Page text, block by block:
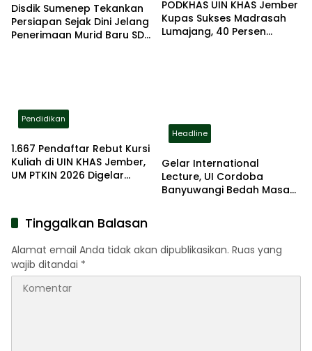
Disdik Sumenep Tekankan
Persiapan Sejak Dini Jelang
Penerimaan Murid Baru SD
PODKHAS UIN KHAS Jember
Kupas Sukses Madrasah
Lumajang, 40 Persen
Pendidikan
1.667 Pendaftar Rebut Kursi
Kuliah di UIN KHAS Jember,
UM PTKIN 2026 Digelar
Headline
Gelar International
Lecture, UI Cordoba
Banyuwangi Bedah Masa
Tinggalkan Balasan
Alamat email Anda tidak akan dipublikasikan. Ruas yang
wajib ditandai *